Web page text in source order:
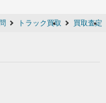
トラック買取 買取査定